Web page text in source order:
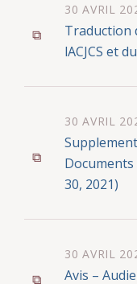
30 AVRIL
Traduction
lACJCS et
30 AVRIL
Documents
30, 2021)
30 AVRIL
Avis –